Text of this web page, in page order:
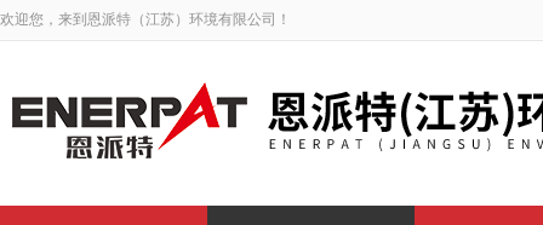
欢迎您，来到恩派特（江苏）环境有限公司！